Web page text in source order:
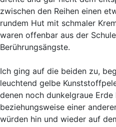
zwischen den Reihen einen
rundem Hut mit schmaler
waren offenbar aus der
Berührungsängste.
Ich ging auf die beiden zu,
leuchtend gelbe
denen noch dunkelgraue
beziehungsweise einer
würden hin und wieder auf